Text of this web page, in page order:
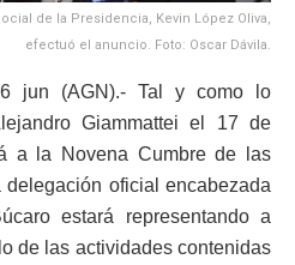
de la Presidencia, Kevin López Oliva,
efectuó el anuncio. Foto: Oscar Dávila.
jun (AGN).- Tal y como lo
Giammattei el 17 de
a la Novena Cumbre de las
oficial encabezada
estará representando a
de las actividades contenidas